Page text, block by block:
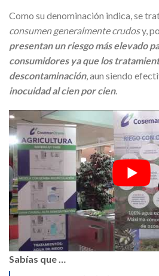
Como su denominación indica, se
consumen generalmente crudosy,
presentan un riesgo más elevado
consumidores ya que los
descontaminación, aun siendo
inocuidad al cien por cien.
Sabías que …